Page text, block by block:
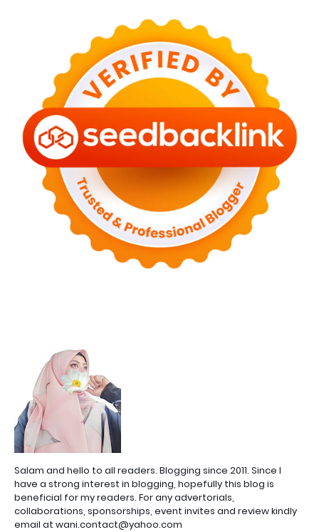
Salam and hello to all readers. Blogging since 2011. Since I
have a strong interest in blogging, hopefully this blog is
beneficial for my readers. For any advertorials,
collaborations, sponsorships, event invites and review kindly
email at wani.contact@yahoo.com